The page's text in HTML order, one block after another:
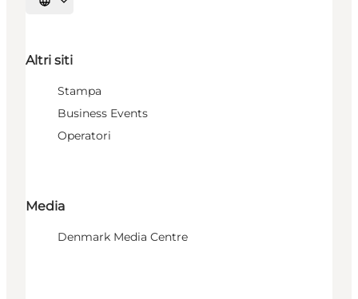
Seleziona la lingua
Altri siti
Stampa
Business Events
Operatori
Media
Denmark Media Centre